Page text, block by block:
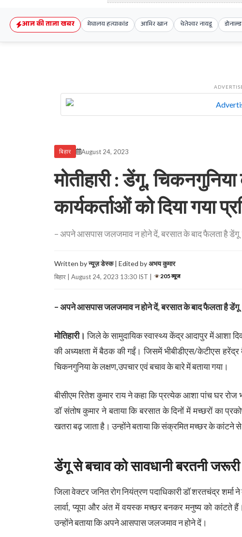
आज की ताजा खबर मेघालय हत्याकांड आमिर खान चेतेश्वर नायडू
बिहार August 24, 2023
मोतीहारी : डेंगू,
कार्यकर्ताओं को दिया गया
– अपने आसपास जलजमाव न होने दें, बरसात के बाद फैलता है डेंगू
Written byन्यूज़ डेस्क| Edited byअभय कुमार
बिहार | August 24, 2023 13:30 IST | 205 व्यूज
– अपने आसपास जलजमाव न होने दें, बरसात के बाद फैलता है डेंगू
मोतिहारी। जिले के सामुदायिक स्वास्थ्य केंद्र आदापुर में आशा
की अध्यक्षता में बैठक की गईं। जिसमें भीबीडीएस/केटीएस
चिकनगुनिया के लक्षण,उपचार एवं बचाव के बारे में बताया गया।
बीसीएम रितेश कुमार राय ने कहा कि प्रत्येक आशा पांच घर रोज
डॉ संतोष कुमार ने बताया कि बरसात के दिनों में मच्छरों का
खतरा बढ़ जाता है। उन्होंने बताया कि संक्रमित मच्छर के कांटने
डेंगू से बचाव को सावधानी बरतनी
जिला वेक्टर जनित रोग नियंत्रण पदाधिकारी डॉ शरतचंद्र
लार्वा, प्यूपा और अंत में वयस्क मच्छर बनकर मनुष्य को कांटते
उन्होंने बताया कि अपने आसपास जलजमाव न होने दें।